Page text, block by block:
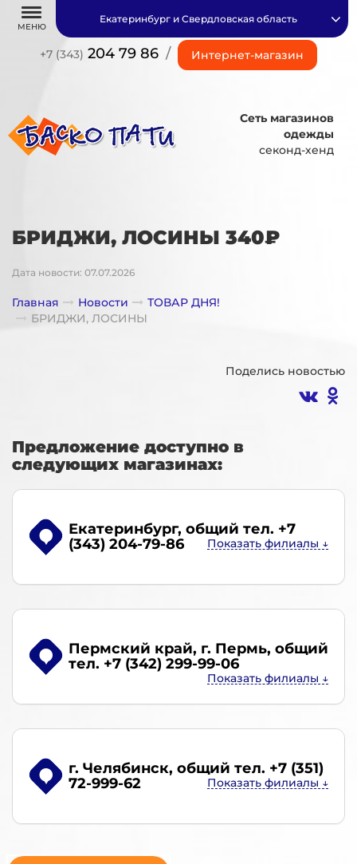
МЕНЮ
+7 (343) 204 79 86 / Интернет-магазин
Екатеринбург и Свердловская область
Сеть магазинов
одежды
секонд-хенд
БРИДЖИ, ЛОСИНЫ 340₽
Дата новости: 07.07.2026
Главная Новости
ТОВАР ДНЯ!
БРИДЖИ, ЛОСИНЫ
Поделись новостью
Предложение доступно в
следующих магазинах:
Екатеринбург, общий тел. +7
(343) 204-79-86
Пермский край, г. Пермь, общий
тел. +7 (342) 299-99-06
г. Челябинск, общий тел. +7 (351)
72-999-62